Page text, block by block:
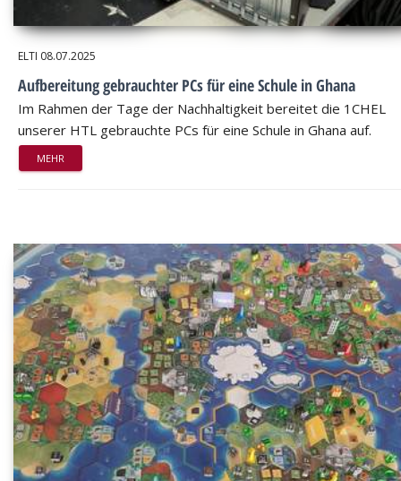
ELTI 08.07.2025
Aufbereitung gebrauchter PCs für eine Schule in Ghana
Im Rahmen der Tage der Nachhaltigkeit bereitet die 1CHEL
unserer HTL gebrauchte PCs für eine Schule in Ghana auf.
MEHR